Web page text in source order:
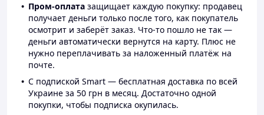
Пром-оплата защищает каждую покупку: продавец
получает деньги только после того, как покупатель
осмотрит и заберёт заказ. Что-то пошло не так —
деньги автоматически вернутся на карту. Плюс не
нужно переплачивать за наложенный платёж на
почте.
С подпиской Smart — бесплатная доставка по всей
Украине за 50 грн в месяц. Достаточно одной
покупки, чтобы подписка окупилась.